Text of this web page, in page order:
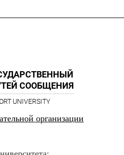
СООБЩЕНИЯ
UNIVERSITY
организации